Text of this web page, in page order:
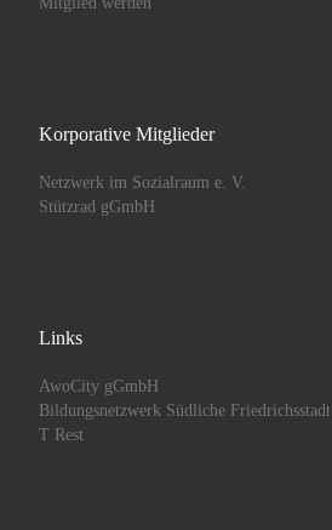
Korporative Mitglieder
Netzwerk im Sozialraum e. V.
Stützrad gGmbH
Links
AwoCity gGmbH
Bildungsnetzwerk Südliche Friedrichsstadt
T Rest